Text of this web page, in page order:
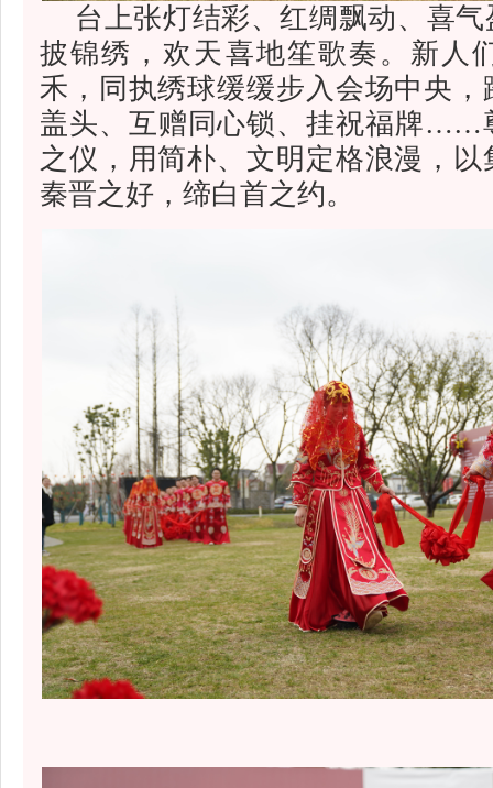
台上张灯结彩、红绸飘动、喜
披锦绣，欢天喜地笙歌奏。新人
禾，同执绣球缓缓步入会场中央
盖头、互赠同心锁、挂祝福牌……
之仪，用简朴、文明定格浪漫，
秦晋之好，缔白首之约。